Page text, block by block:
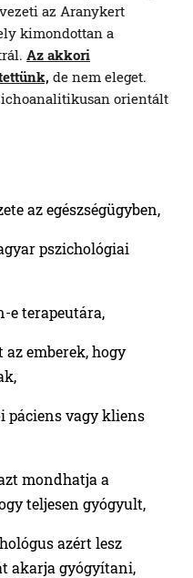
az Aranykert
kimondottan a
Az akkori
de nem eleget.
orientált
az egészségügyben,
pszichológiai
e terapeutára,
emberek, hogy
páciens vagy kliens
mondhatja a
teljesen gyógyult,
azért lesz
akarja gyógyítani,